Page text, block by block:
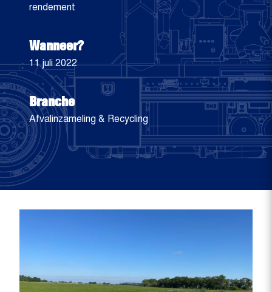
rendement
Wanneer?
11 juli 2022
Branche
Afvalinzameling & Recycling